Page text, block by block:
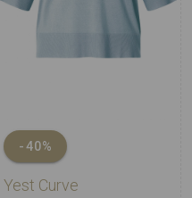
-40%
Yest Curve